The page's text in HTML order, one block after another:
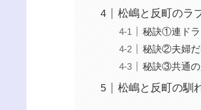
松嶋と反町のラ
秘訣①連ドラ
秘訣②夫婦だ
秘訣③共通の
松嶋と反町の馴